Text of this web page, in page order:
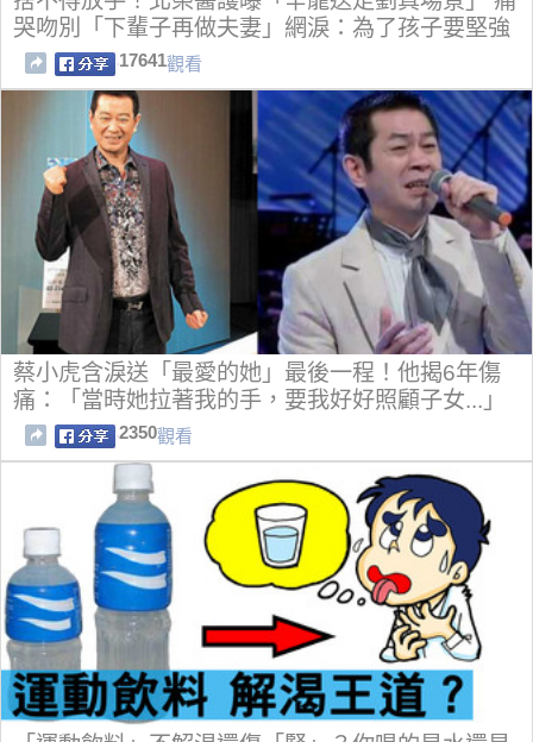
哭吻別「下輩子再做夫妻」網淚：為了孩子要堅強
17641觀看
蔡小虎含淚送「最愛的她」最後一程！他揭6年傷
痛：「當時她拉著我的手，要我好好照顧子女...」
2350觀看